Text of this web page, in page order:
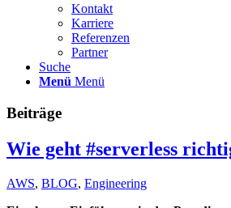
Kontakt
Karriere
Referenzen
Partner
Suche
Menü Menü
Beiträge
Wie geht #serverless
AWS, BLOG, Engineering